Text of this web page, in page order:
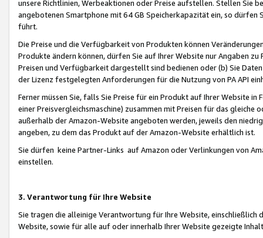
unsere Richtlinien, Werbeaktionen oder Preise aufstellen. Stellen Sie
angebotenen Smartphone mit 64 GB Speicherkapazität ein, so dürfen
führt.
Die Preise und die Verfügbarkeit von Produkten können
Produkte ändern können, dürfen Sie auf Ihrer Website nur Angaben
Preisen und Verfügbarkeit dargestellt sind bedienen oder (b) Sie
der Lizenz festgelegten Anforderungen für die Nutzung von PA API
Ferner müssen Sie, falls Sie Preise für ein Produkt auf Ihrer Website
einer Preisvergleichsmaschine) zusammen mit Preisen für das
außerhalb der Amazon-Website angeboten werden, jeweils den
angeben, zu dem das Produkt auf der Amazon-Website erhältlich ist.
Sie dürfen keine Partner-Links auf Amazon oder Verlinkungen von
einstellen.
3. Verantwortung für Ihre Website
Sie tragen die alleinige Verantwortung für Ihre Website,
Website, sowie für alle auf oder innerhalb Ihrer Website gezeigte